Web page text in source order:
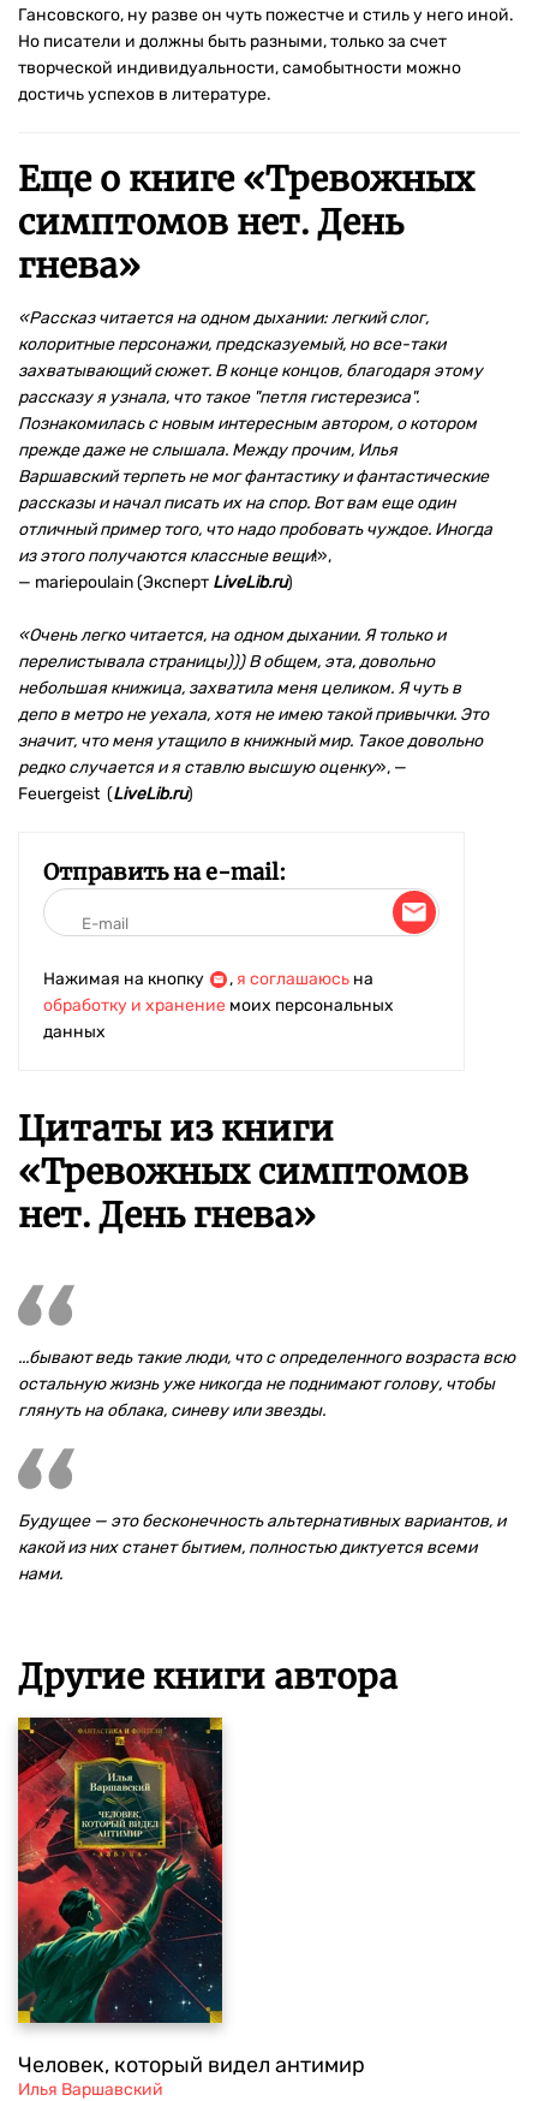
Гансовского, ну разве он чуть пожестче и стиль у него иной.
Но писатели и должны быть разными, только за счет
творческой индивидуальности, самобытности можно
достичь успехов в литературе.
Еще о книге «Тревожных
симптомов нет. День
гнева»
«Рассказ читается на одном дыхании: легкий слог,
колоритные персонажи, предсказуемый, но все-таки
захватывающий сюжет. В конце концов, благодаря этому
рассказу я узнала, что такое "петля гистерезиса".
Познакомилась с новым интересным автором, о котором
прежде даже не слышала. Между прочим, Илья
Варшавский терпеть не мог фантастику и фантастические
рассказы и начал писать их на спор. Вот вам еще один
отличный пример того, что надо пробовать чуждое. Иногда
из этого получаются классные вещи!»,
— mariepoulain (Эксперт LiveLib.ru)
«Очень легко читается, на одном дыхании. Я только и
перелистывала страницы))) В общем, эта, довольно
небольшая книжица, захватила меня целиком. Я чуть в
депо в метро не уехала, хотя не имею такой привычки. Это
значит, что меня утащило в книжный мир. Такое довольно
редко случается и я ставлю высшую оценку», —
Feuergeist (LiveLib.ru)
Отправить на e-mail:
Нажимая на кнопку , я соглашаюсь на
обработку и хранение моих персональных
данных
Цитаты из книги
«Тревожных симптомов
нет. День гнева»
...бывают ведь такие люди, что с определенного возраста всю
остальную жизнь уже никогда не поднимают голову, чтобы
глянуть на облака, синеву или звезды.
Будущее — это бесконечность альтернативных вариантов, и
какой из них станет бытием, полностью диктуется всеми
нами.
Другие книги автора
Человек, который видел антимир
Илья Варшавский